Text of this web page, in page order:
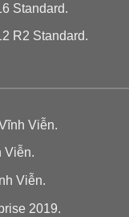
Standard.
R2 Standard.
Viễn.
Viễn.
Viễn.
2019.